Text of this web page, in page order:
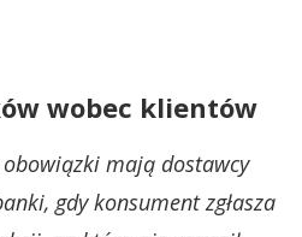
wobec klientów
mają dostawcy
gdy konsument zgłasza